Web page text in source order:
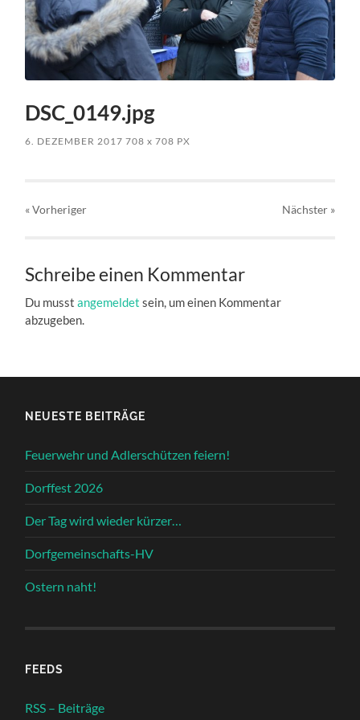
DSC_0149.jpg
6. DEZEMBER 2017 708x 708 PX
« Vorheriger Nächster »
Schreibe einen Kommentar
Du musstangemeldet sein, um einen Kommentar
abzugeben.
NEUESTE BEITRÄGE
Feuerwehr und Adlerschützen feiern!
Dorffest 2026
Der Tag wird wieder kürzer…
Dorfgemeinschafts-HV
Ostern naht!
FEEDS
RSS – Beiträge